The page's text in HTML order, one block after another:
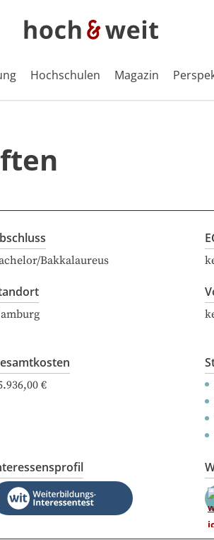
Hochschulen Magazin
Bakkalaureus
€